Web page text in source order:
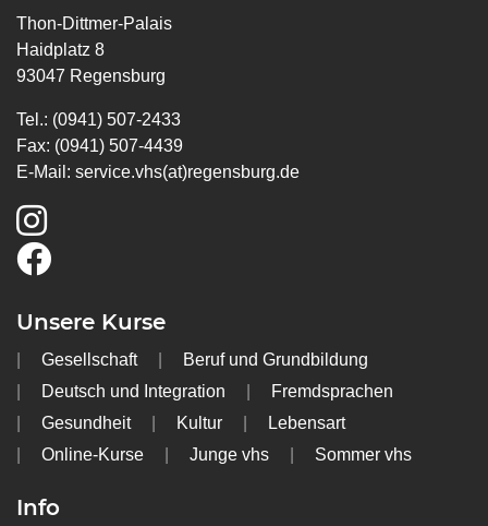
Thon-Dittmer-Palais
Haidplatz 8
93047 Regensburg
Tel.: (0941) 507-2433
Fax: (0941) 507-4439
E-Mail: service.vhs(at)regensburg.de
Unsere Kurse
Gesellschaft
Beruf und Grundbildung
Deutsch und Integration
Fremdsprachen
Gesundheit
Kultur
Lebensart
Online-Kurse
Junge vhs Sommer vhs
Info